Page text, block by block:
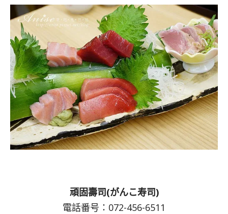
頑固壽司(がんこ寿司)
電話番号：072-456-6511